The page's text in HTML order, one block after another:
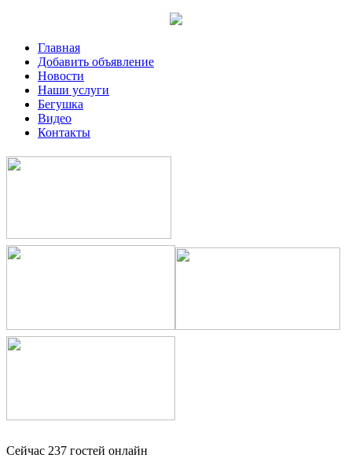
Главная
Добавить объявление
Новости
Наши услуги
Бегушка
Видео
Контакты
Сейчас 237 гостей онлайн